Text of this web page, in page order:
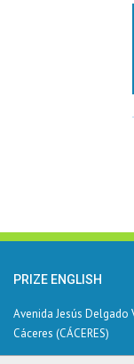
PRIZE ENGLISH
Avenida Jesús Delgado
Cáceres (CÁCERES)